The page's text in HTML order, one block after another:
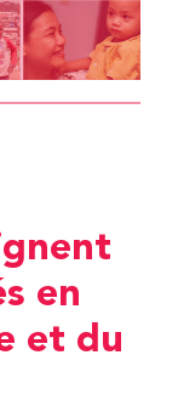
en
et du